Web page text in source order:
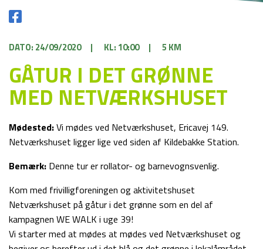
DATO: 24/09/2020 | KL: 10:00 | 5 KM
GÅTUR I DET GRØNNE
MED NETVÆRKSHUSET
Mødested:Vi mødes ved Netværkshuset, Ericavej 149.
Netværkshuset ligger lige ved siden af Kildebakke Station.
Bemærk: Denne tur er rollator- og barnevognsvenlig.
Kom med frivilligforeningen og aktivitetshuset
Netværkshuset på gåtur i det grønne som en del af
kampagnen WE WALK i uge 39!
Vi starter med at mødes at mødes ved Netværkshuset og